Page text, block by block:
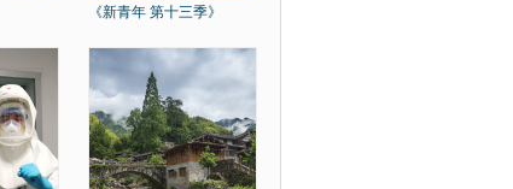
《新青年 第十三季》